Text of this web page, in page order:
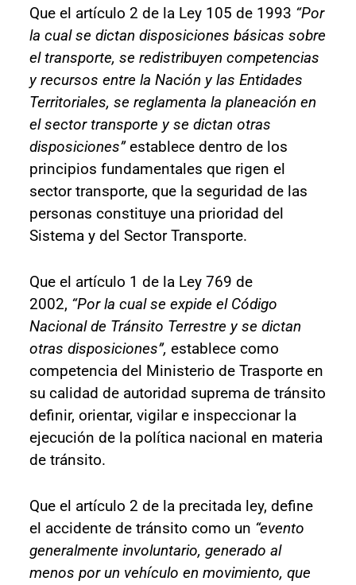
Que el artículo 2 de la Ley 105 de 1993 “Por
la cual se dictan disposiciones básicas sobre
el transporte, se redistribuyen competencias
y recursos entre la Nación y las Entidades
Territoriales, se reglamenta la planeación en
el sector transporte y se dictan otras
disposiciones”establece dentro de los
principios fundamentales que rigen el
sector transporte, que la seguridad de las
personas constituye una prioridad del
Sistema y del Sector Transporte.
Que el artículo 1 de la Ley 769 de
2002, “Por la cual se expide el Código
Nacional de Tránsito Terrestre y se dictan
otras disposiciones”, establece como
competencia del Ministerio de Trasporte en
su calidad de autoridad suprema de tránsito
definir, orientar, vigilar e inspeccionar la
ejecución de la política nacional en materia
de tránsito.
Que el artículo 2 de la precitada ley, define
el accidente de tránsito como un “evento
generalmente involuntario, generado al
menos por un vehículo en movimiento, que